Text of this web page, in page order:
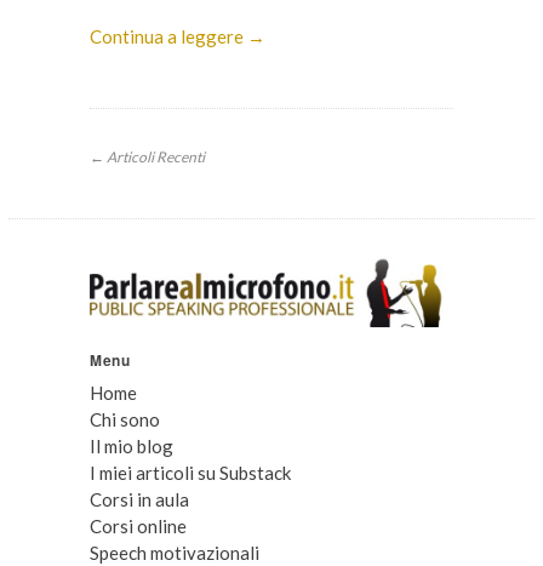
Continua a leggere →
← Articoli Recenti
Menu
Home
Chi sono
Il mio blog
I miei articoli su Substack
Corsi in aula
Corsi online
Speech motivazionali